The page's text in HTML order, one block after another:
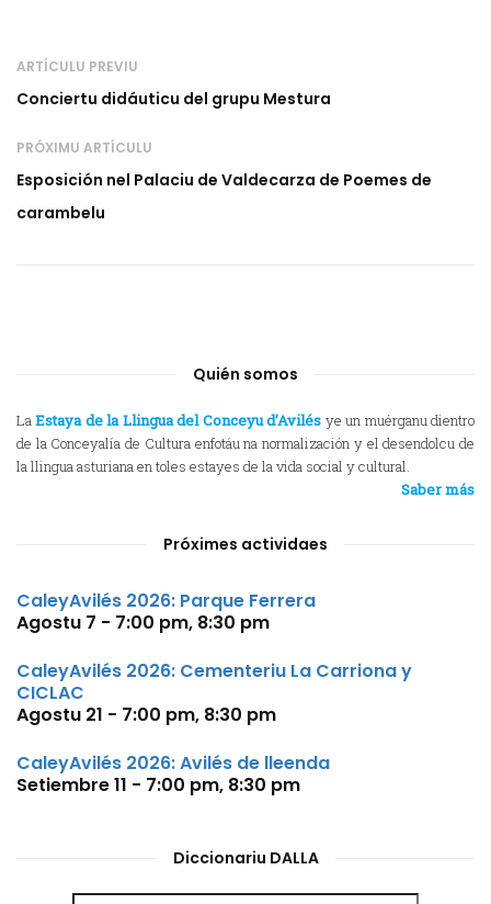
ARTÍCULU PREVIU
Conciertu didáuticu del grupu Mestura
PRÓXIMU ARTÍCULU
Esposición nel Palaciu de Valdecarza de Poemes de
carambelu
Quién somos
LaEstaya de la Llingua del Conceyu d’Avilés ye un muérganu dientro
de la Conceyalía de Cultura enfotáu na normalización y el desendolcu de
la llingua asturiana en toles estayes de la vida social y cultural.
Saber más
Próximes actividaes
CaleyAvilés 2026: Parque Ferrera
Agostu 7 - 7:00 pm, 8:30 pm
CaleyAvilés 2026: Cementeriu La Carriona y
CICLAC
Agostu 21 - 7:00 pm, 8:30 pm
CaleyAvilés 2026: Avilés de lleenda
Setiembre 11 - 7:00 pm, 8:30 pm
Diccionariu DALLA